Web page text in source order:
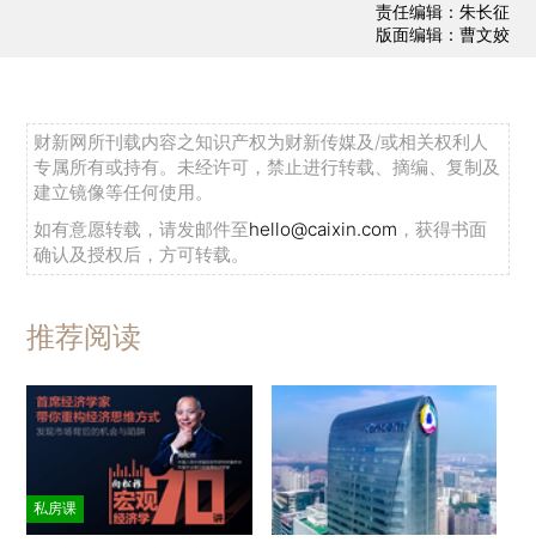
责任编辑：朱长征
版面编辑：曹文姣
财新网所刊载内容之知识产权为财新传媒及/或相关权利人
专属所有或持有。未经许可，禁止进行转载、摘编、复制及
建立镜像等任何使用。
如有意愿转载，请发邮件至hello@caixin.com ，获得书面
确认及授权后，方可转载。
推荐阅读
私房课